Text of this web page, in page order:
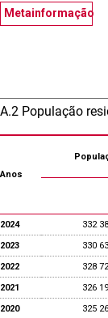
Metainformação
A.2 População
Anos
2024 332
2023
330
2022
328
2021
326
2020
325